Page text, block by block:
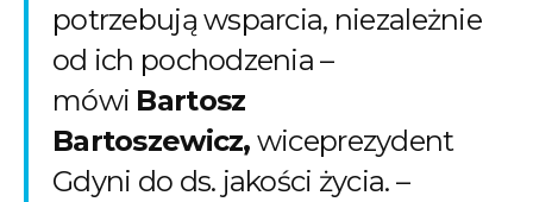
potrzebują wsparcia, niezależnie
od ich pochodzenia –
mówi Bartosz
Bartoszewicz, wiceprezydent
Gdyni do ds. jakości życia. –